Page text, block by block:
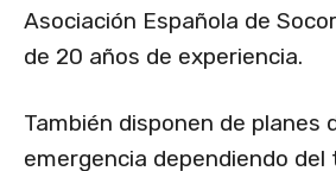
Asociación Española de
de 20 años de experiencia.
También disponen de planes
emergencia dependiendo del